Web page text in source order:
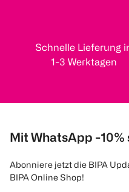
Schnelle Lieferung
1-3 Werktagen
Mit WhatsApp -10%
Abonniere jetzt die BIPA
BIPA Online Shop!